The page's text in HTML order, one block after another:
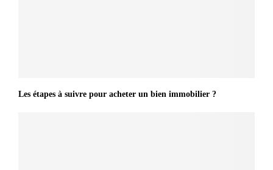
Les étapes à suivre pour acheter un bien immobilier ?